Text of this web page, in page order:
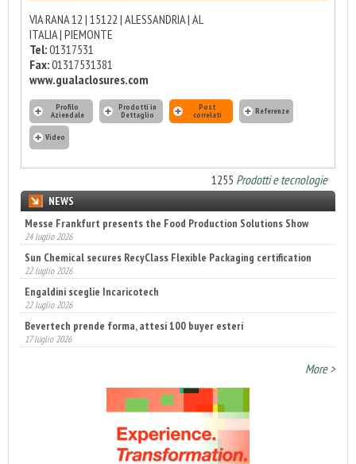
VIA RANA 12 | 15122 | ALESSANDRIA | AL
ITALIA | PIEMONTE
Tel:01317531
Fax:01317531381
www.gualaclosures.com
Profilo
Aziendale
Prodotti in
Dettaglio
Post
correlati Referenze
Video
1255 Prodotti e tecnologie
NEWS
Messe Frankfurt presents the Food Production Solutions Show
24 luglio 2026
Sun Chemical secures RecyClass Flexible Packaging certification
22 luglio 2026
Engaldini sceglie Incaricotech
22 luglio 2026
Bevertech prende forma, attesi 100 buyer esteri
17 luglio 2026
Annunciati i finalisti dei Diamonds Awards 2026 di FTA Europe
More >